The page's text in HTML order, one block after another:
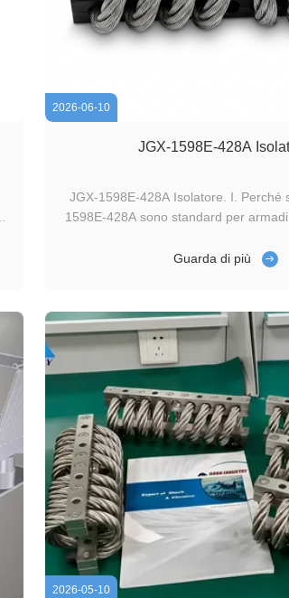
2026-06-10
JGX-1598E-428A
JGX-1598E-428A Isolatore. I. Perché
1598E-428A sono standard per armadi
Nei scenari di navigazione oceanica e
Guarda di più
2026-05-10